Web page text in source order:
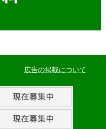
広告の掲載について